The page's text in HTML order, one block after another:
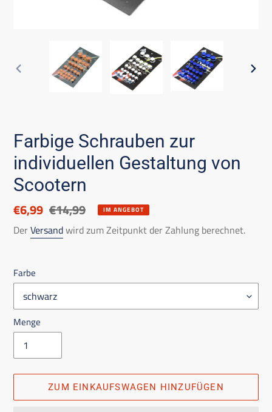
VORHERIGES
Farbige Schrauben zur
individuellen Gestaltung von
Scootern
Ermäßigter
Preis
€6,99 Listenpreis
€14,99 IM ANGEBOT
DerVersandwird zum Zeitpunkt der Zahlung berechnet.
Farbe
Menge
ZUM EINKAUFSWAGEN HINZUFÜGEN